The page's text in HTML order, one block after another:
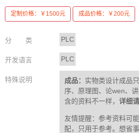
定制价格：￥1500元 成品价格：￥200元
分 类 PLC
开发语言 PLC
特殊说明 成品： 实物类设计成品
序、原理图、论wen、
含的资料不一样，详细
友情提醒：参考资料可
配，只用于参考。想省